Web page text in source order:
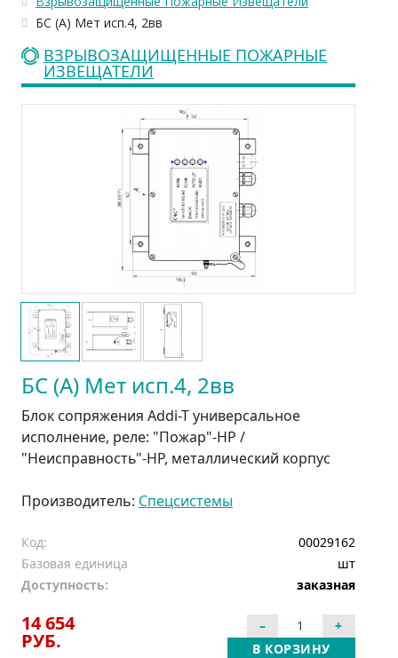
БС (А) Мет исп.4, 2вв
ВЗРЫВОЗАЩИЩЕННЫЕ ПОЖАРНЫЕ
ИЗВЕЩАТЕЛИ
БС (А) Мет исп.4, 2вв
Блок сопряжения Addi-T универсальное
исполнение, реле: "Пожар"-НР /
"Неисправность"-НР, металлический корпус
Производитель: Спецсистемы
Код:
00029162
Базовая единица
шт
Доступность:
заказная
14 654
РУБ. В КОРЗИНУ